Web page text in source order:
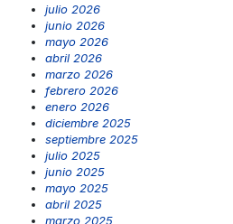
julio 2026
junio 2026
mayo 2026
abril 2026
marzo 2026
febrero 2026
enero 2026
diciembre 2025
septiembre 2025
julio 2025
junio 2025
mayo 2025
abril 2025
marzo 2025